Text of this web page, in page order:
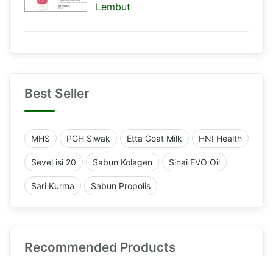
Lembut
Best Seller
MHS PGH Siwak Etta Goat Milk HNI Health
Sevel isi 20 Sabun Kolagen Sinai EVO Oil
Sari Kurma Sabun Propolis
Recommended Products